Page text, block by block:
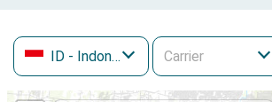
ID - Indonesia